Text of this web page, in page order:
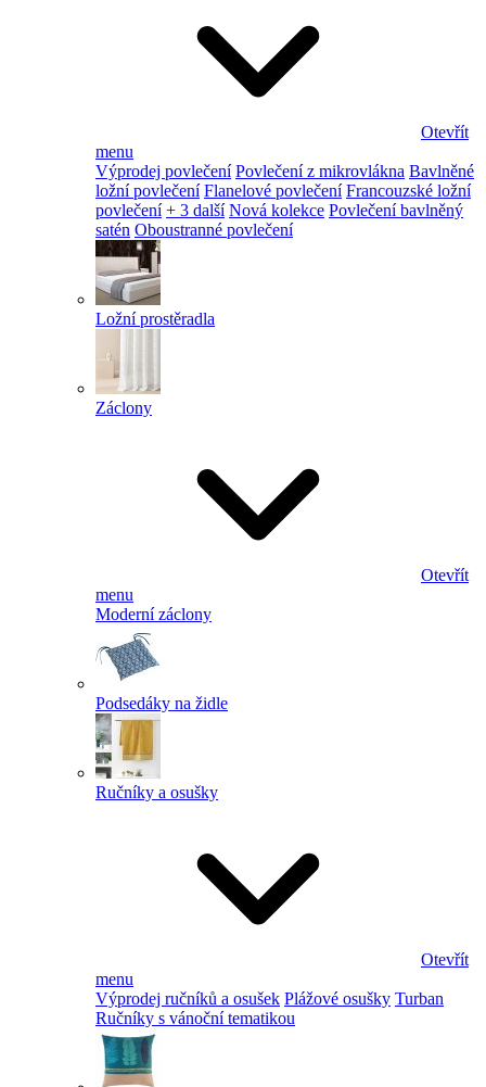
Otevřít
menu
Výprodej povlečení Povlečení z mikrovlákna Bavlněné
ložní povlečení Flanelové povlečení Francouzské ložní
povlečení + 3 další Nová kolekce Povlečení bavlněný
satén Oboustranné povlečení
Ložní prostěradla
Záclony
Otevřít
menu
Moderní záclony
Podsedáky na židle
Ručníky a osušky
Otevřít
menu
Výprodej ručníků a osušek Plážové osušky Turban
Ručníky s vánoční tematikou